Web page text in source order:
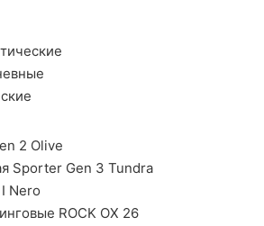
2 Olive
Sporter Gen 3 Tundra
Nero
ROCK OX 26